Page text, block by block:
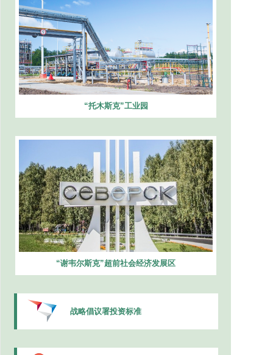
“托木斯克”工业园
“谢韦尔斯克”超前社会经济发展区
战略倡议署投资标准